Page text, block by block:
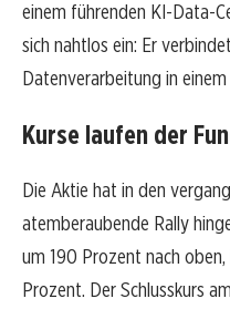
einem führenden KI-Data-
sich nahtlos ein: Er
Datenverarbeitung in
Kurse laufen der
Die Aktie hat in den
atemberaubende Rally
um 190 Prozent nach
Prozent. Der Schlusskurs